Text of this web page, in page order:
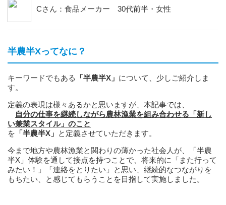
Cさん：食品メーカー 30代前半・女性
半農半Xってなに？
キーワードでもある 「半農半X」 について、少しご紹介しま
す。
定義の表現は様々あるかと思いますが、本記事では、
自分の仕事を継続しながら農林漁業を組み合わせる「新し
い兼業スタイル」のこと
を 「半農半X」 と定義させていただきます。
今まで地方や農林漁業と関わりの薄かった社会人が、「半農
半X」体験を通して接点を持つことで、将来的に「また行って
みたい！」「連絡をとりたい」と思い、継続的なつながりを
もちたい、と感じてもらうことを目指して実施しました。